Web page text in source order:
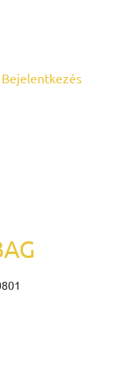
Bejelentkezés